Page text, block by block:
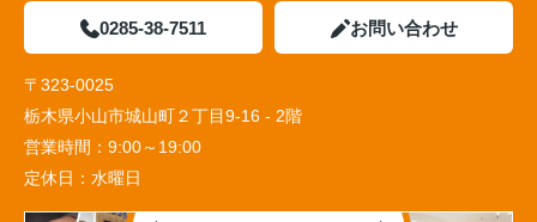
0285-38-7511 お問い合わせ
〒323-0025
栃木県小山市城山町２丁目9-16 - 2階
営業時間： 9:00～19:00
定休日： 水曜日